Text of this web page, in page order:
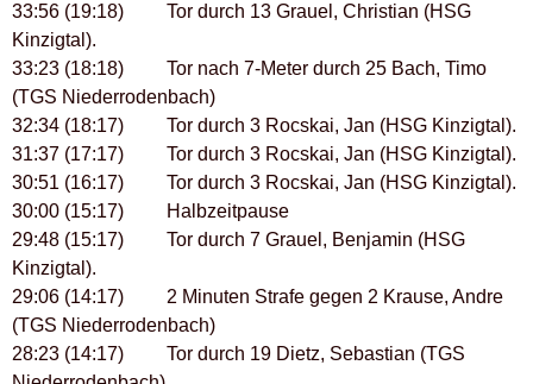
33:56 (19:18) Tor durch 13 Grauel, Christian (HSG
Kinzigtal).
33:23 (18:18) Tor nach 7-Meter durch 25 Bach, Timo
(TGS Niederrodenbach)
32:34 (18:17) Tor durch 3 Rocskai, Jan (HSG Kinzigtal).
31:37 (17:17) Tor durch 3 Rocskai, Jan (HSG Kinzigtal).
30:51 (16:17) Tor durch 3 Rocskai, Jan (HSG Kinzigtal).
30:00 (15:17) Halbzeitpause
29:48 (15:17) Tor durch 7 Grauel, Benjamin (HSG
Kinzigtal).
29:06 (14:17) 2 Minuten Strafe gegen 2 Krause, Andre
(TGS Niederrodenbach)
28:23 (14:17) Tor durch 19 Dietz, Sebastian (TGS